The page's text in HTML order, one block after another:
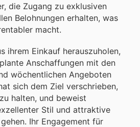
die Zugang zu exklusiven
Belohnungen erhalten, was
macht.
ihrem Einkauf herauszuholen,
Anschaffungen mit den
wöchentlichen Angeboten
sich dem Ziel verschrieben,
halten, und beweist
Stil und attraktive
Ihr Engagement für